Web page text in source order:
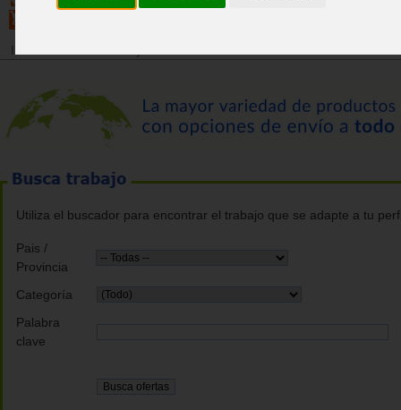
Utiliza el buscador para encontrar el trabajo que se adapte a tu
Pais /
Provincia
Categoría
Palabra
clave